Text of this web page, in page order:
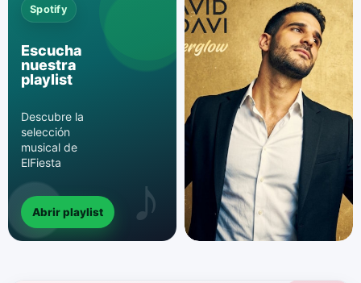
Spotify
Escucha
nuestra
playlist
Descubre la
selección
musical de
ElFiesta
Abrir playlist